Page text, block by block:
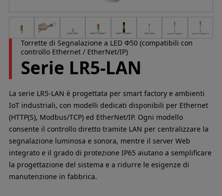
Torrette di Segnalazione a LED Φ50 (compatibili con
controllo Ethernet / EtherNet/IP)
Serie LR5-LAN
La serie LR5-LAN è progettata per smart factory e ambienti
IoT industriali, con modelli dedicati disponibili per Ethernet
(HTTP(S), Modbus/TCP) ed EtherNet/IP. Ogni modello
consente il controllo diretto tramite LAN per centralizzare la
segnalazione luminosa e sonora, mentre il server Web
integrato e il grado di protezione IP65 aiutano a semplificare
la progettazione del sistema e a ridurre le esigenze di
manutenzione in fabbrica.